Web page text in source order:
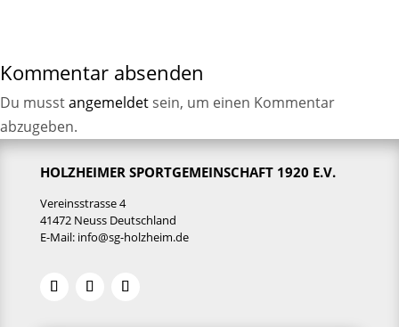
Kommentar absenden
Du musstangemeldet sein, um einen Kommentar
abzugeben.
HOLZHEIMER SPORTGEMEINSCHAFT 1920 E.V.
Vereinsstrasse 4
41472 Neuss Deutschland
E-Mail: info@sg-holzheim.de